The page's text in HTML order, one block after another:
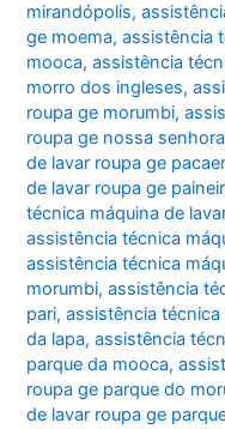
mirandópolis,
ge moema,assistência
mooca,assistência
morro dos ingleses,
roupa ge morumbi,
roupa ge nossa
de lavar roupa ge
de lavar roupa ge
técnica máquina de
assistência técnica
assistência técnica
morumbi,assistência
pari,assistência
da lapa,assistência
parque da mooca,
roupa ge parque do
de lavar roupa ge